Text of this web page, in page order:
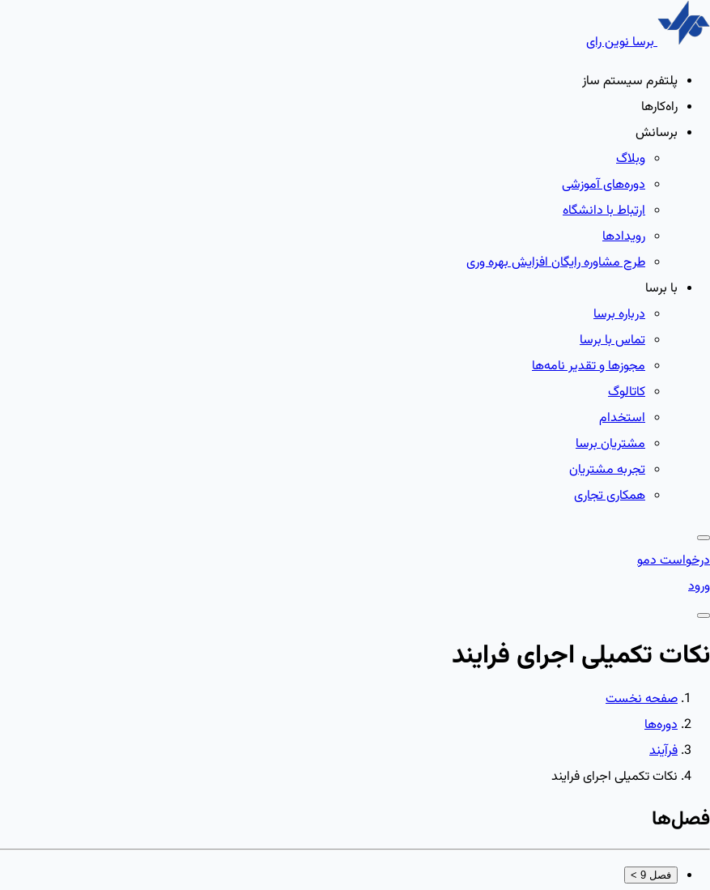
برسا نوین رای
پلتفرم سیستم ساز
راه‌کارها
برسانش
وبلاگ
دوره‌های آموزشی
ارتباط با دانشگاه
رویدادها
طرح مشاوره رایگان افزایش بهره وری
با برسا
درباره برسا
تماس با برسا
مجوزها و تقدیر نامه‌ها
کاتالوگ
استخدام
مشتریان برسا
تجربه مشتریان
همکاری تجاری
درخواست دمو
ورود
نکات تکمیلی اجرای فرایند
صفحه نخست
دوره‌ها
فرآیند
نکات تکمیلی اجرای فرایند
فصل‌ها
فصل 9 >